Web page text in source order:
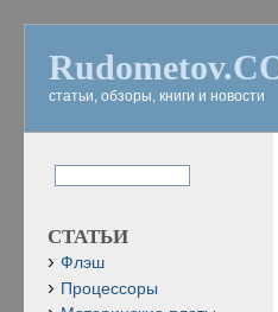
статьи, обзоры, книги и новости
СТАТЬИ
Флэш
Процессоры